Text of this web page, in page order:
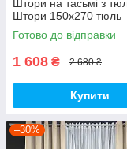
Штори на тасьмі з
Штори 150х270 тюль
400х270 Штори з
Оливковий
Готово до відправки
1 608 ₴ 2 680 ₴
Купити
–30%